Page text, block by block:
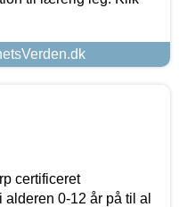
certificeret
0-12 år på til al